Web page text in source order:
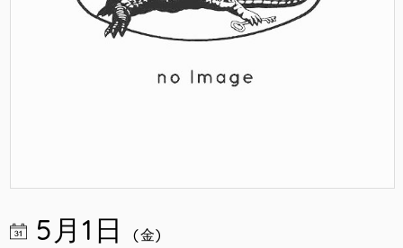
5月1日(金)